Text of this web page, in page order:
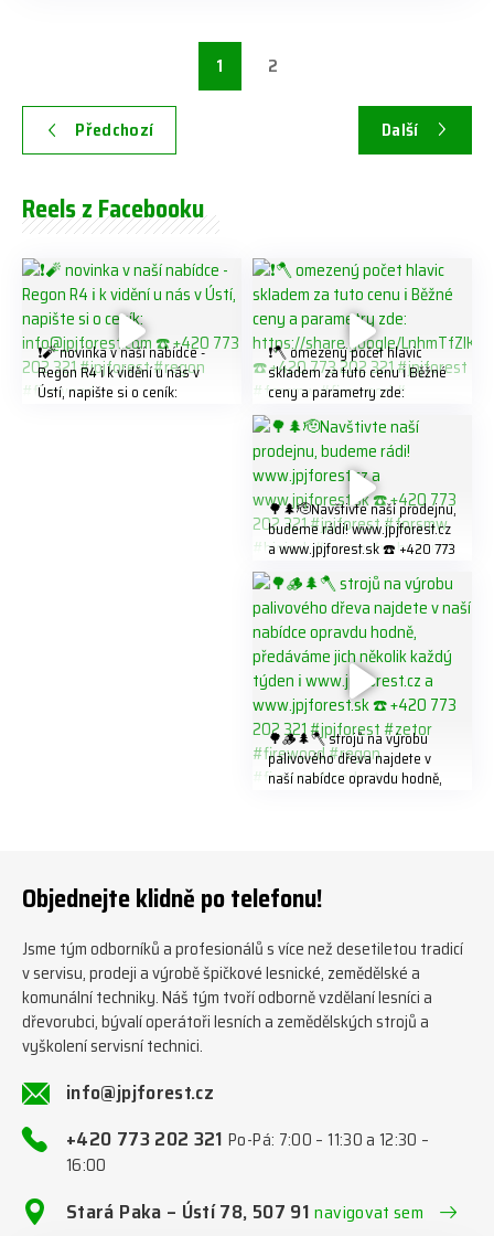
Předchozí
1 2
Další
Reels z Facebooku
❗️🧨 novinka v naší nabídce -
Regon R4 ℹ️ k vidění u nás v
Ústí, napište si o ceník:
❗️🪓 omezený počet hlavic
skladem za tuto cenu ℹ️ Běžné
ceny a parametry zde:
K8W5t7i6o ☎️ +420 773 202
321 #jpjforest #forsmw
#firewood #
🌳🌲🫡Navštivte naší prodejnu,
budeme rádi! www.jpjforest.cz
a www.jpjforest.sk ☎️ +420 773
#biojack #regon #vahvajussi
🌳🪵🌲🪓 strojů na výrobu
palivového dřeva najdete v
naší nabídce opravdu hodně,
#firewoodproduction
Objednejte klidně po telefonu!
Jsme tým odborníků a profesionálů s více než desetiletou tradicí
v servisu, prodeji a výrobě špičkové lesnické, zemědělské a
komunální techniky. Náš tým tvoří odborně vzdělaní lesníci a
dřevorubci, bývalí operátoři lesních a zemědělských strojů a
vyškolení servisní technici.
info@jpjforest.cz
+420 773 202 321Po-Pá: 7:00 – 11:30 a 12:30 –
16:00
Stará Paka – Ústí 78, 507 91navigovat sem